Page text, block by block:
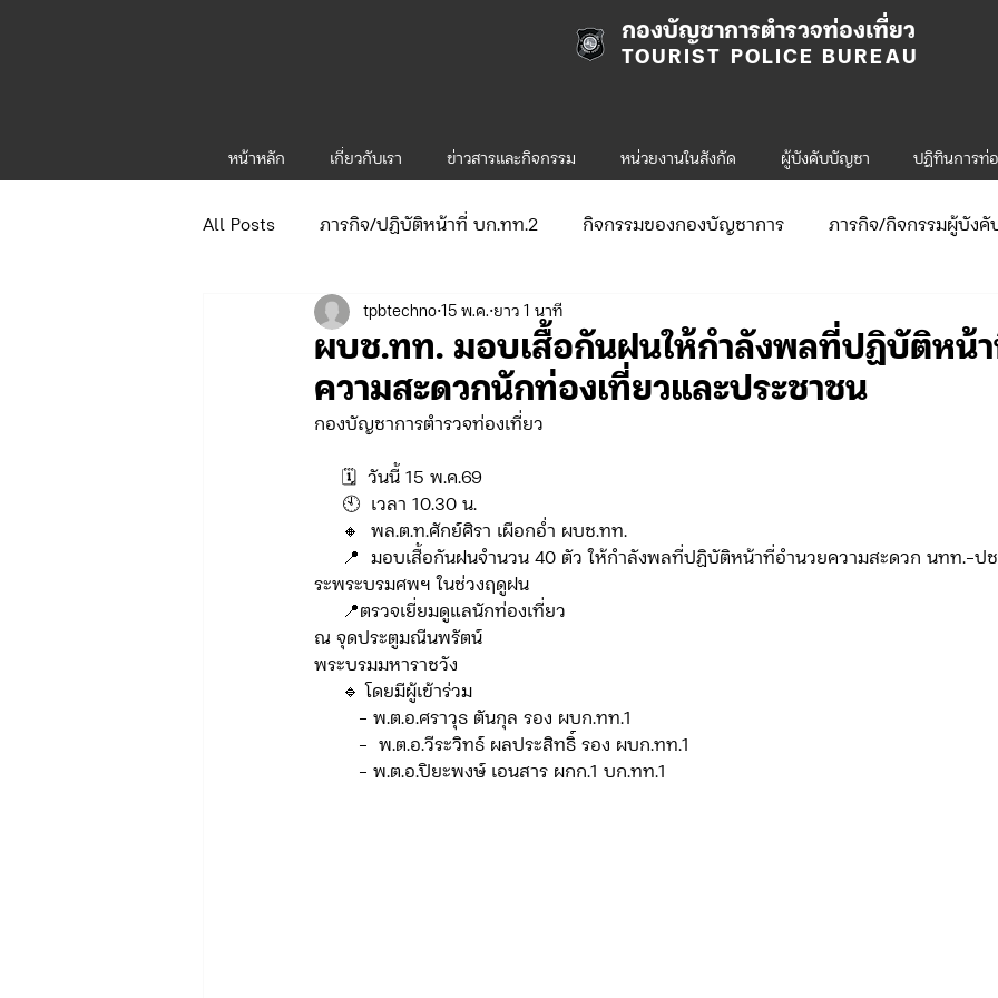
กองบัญชาการตำรวจท่องเที่ยว
TOURIST POLICE BUREAU
หน้าหลัก เกี่ยวกับเรา ข่าวสารและกิจกรรม หน่วยงานในสังกัด ผู้บังคับบัญชา ปฎิทินการท่
All Posts ภารกิจ/ปฏิบัติหน้าที่ บก.ทท.2 กิจกรรมของกองบัญชาการ ภารกิจ/กิจกรรมผู้บัง
ข่าวประกาศและคำสั่ง ข่าวรับสมัคร
จัดซื้อจัดจ้าง/แผน/ตัวชี้วัด ทท.1 ข่าวประกาศและคำสั่ง ทท.1 ข่าวรับสมัคร ทท.1
ภารกิจ/กิจกรรมผู้บังคับบัญชา ทท.2
ข่าวรับสมัคร ทท.2 จัดซื้อจัดจ้าง/แผน/ตัวชี้วัด ทท.2
กิจกรรมของกองบังคับการท่องเที่ยว 3
จัดซื้อจัดจ้าง/แผน/ตัวชี้วัด ทท.3
ผบช.ทท. มอบเสื้อกันฝนให้กำลังพลที่ปฏิบัติหน้
ความสะดวกนักท่องเที่ยวและประชาชน
tpbtechno 15 พ.ค. ยาว 1 นาที
กองบัญชาการตำรวจท่องเที่ยว
     🗓️  วันนี้ 15 พ.ค.69
     🕙  เวลา 10.30 น.
     🔸  พล.ต.ท.ศักย์ศิรา เผือกอ่ำ ผบช.ทท.
ระพระบรมศพฯ ในช่วงฤดูฝน
     📍ตรวจเยี่ยมดูแลนักท่องเที่ยว
ณ จุดประตูมณีนพรัตน์
พระบรมมหาราชวัง
     🔹 โดยมีผู้เข้าร่วม
        - พ.ต.อ.ศราวุธ ตันกุล รอง ผบก.ทท.1
        -  พ.ต.อ.วีระวิทธ์ ผลประสิทธิ์ รอง ผบก.ทท.1
        - พ.ต.อ.ปิยะพงษ์ เอนสาร ผกก.1 บก.ทท.1